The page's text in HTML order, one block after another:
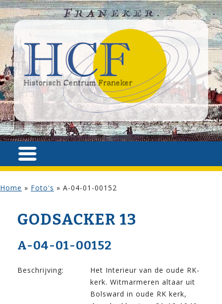
Home » Foto's » A-04-01-00152
GODSACKER 13
A-04-01-00152
Beschrijving:
Het Interieur van de oude RK-
kerk. Witmarmeren altaar uit
Bolsward in oude RK kerk,